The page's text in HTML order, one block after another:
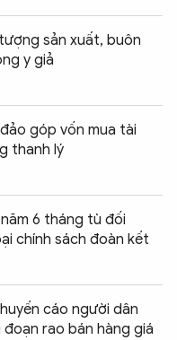
sản xuất, buôn
y giả
góp vốn mua tài
thanh lý
6 tháng tù đối
chính sách đoàn kết
cáo người dân
rao bán hàng giá